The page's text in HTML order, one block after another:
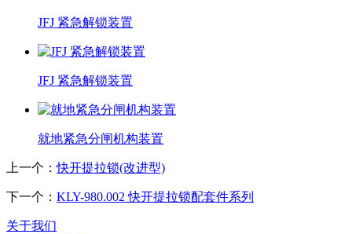
JFJ 紧急解锁装置
JFJ 紧急解锁装置
就地紧急分闸机构装置
上一个：快开提拉锁(改进型)
下一个： KLY-980.002 快开提拉锁配套件系列
关于我们